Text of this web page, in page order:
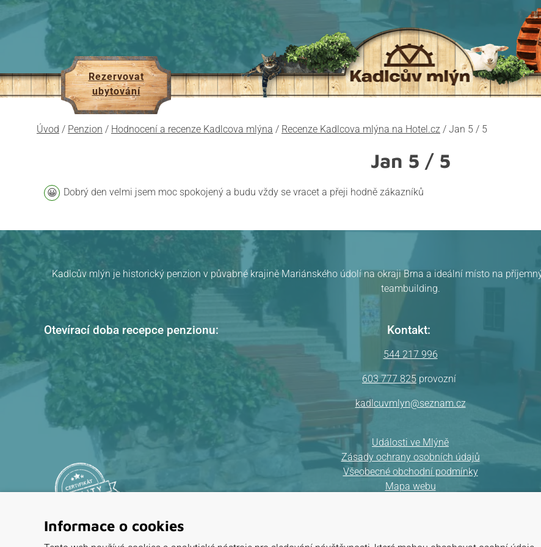
Rezervovat
ubytování
Pension Kadlcův mlýn v Brně
Úvod / Penzion / Hodnocení a recenze Kadlcova mlýna / Recenze Kadlcova mlýna na Hotel.cz / Jan 5 / 5
Jan 5 / 5
Dobrý den velmi jsem moc spokojený a budu vždy se vracet a přeji hodně zákazníků
Kadlcův mlýn je historický penzion v půvabné krajině Mariánského údolí na okraji Brna a ideální místo na
teambuilding.
Otevírací doba recepce penzionu: Kontakt:
544 217 996
603 777 825 provozní
kadlcuvmlyn@seznam.cz
Události ve Mlýně
Zásady ochrany osobních údajů
Všeobecné obchodní podmínky
Mapa webu
Informace o cookies